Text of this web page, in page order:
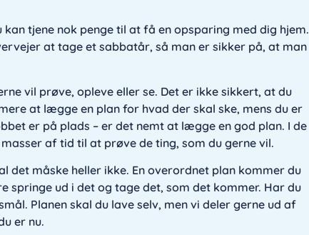
tjene nok penge til at få en opsparing med dig hjem.
at tage et sabbatår, så man er sikker på, at man
vil prøve, opleve eller se. Det er ikke sikkert, at du
at lægge en plan for hvad der skal ske, mens du er
er på plads – er det nemt at lægge en god plan. I de
af tid til at prøve de ting, som du gerne vil.
måske heller ikke. En overordnet plan kommer du
springe ud i det og tage det, som det kommer. Har du
Planen skal du lave selv, men vi deler gerne ud af
er nu.